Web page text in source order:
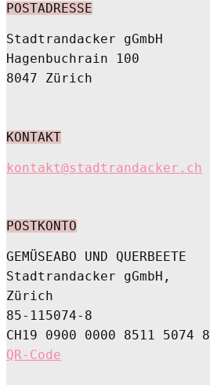
POSTADRESSE
Stadtrandacker gGmbH
Hagenbuchrain 100
8047 Zürich
KONTAKT
kontakt@stadtrandacker.ch
POSTKONTO
GEMÜSEABO UND QUERBEETE
Stadtrandacker gGmbH,
Zürich
85-115074-8
CH19 0900 0000 8511 5074 8
QR-Code